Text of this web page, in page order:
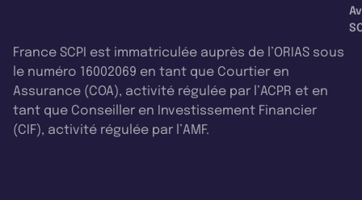
France SCPI est immatriculée auprès de l’ORIAS sous
le numéro 16002069 en tant que Courtier en
Assurance (COA), activité régulée par l’ACPR et en
tant que Conseiller en Investissement Financier
(CIF), activité régulée par l’AMF.